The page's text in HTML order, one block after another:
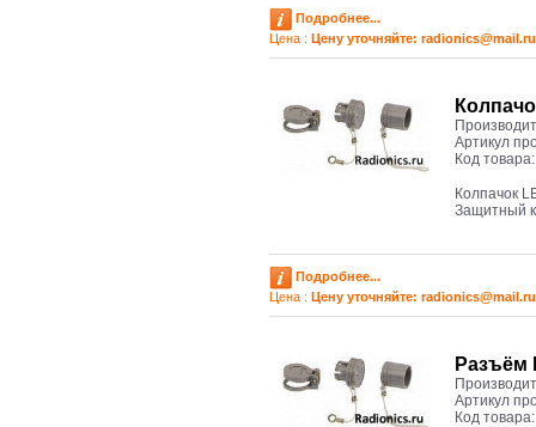
Подробнее...
Цена : Цену уточняйте: radioniсs@mail.ru
Артикул
Код
Колпачок
Защитный
Подробнее...
Цена : Цену уточняйте: radioniсs@mail.ru
Разъём
Артикул
Код